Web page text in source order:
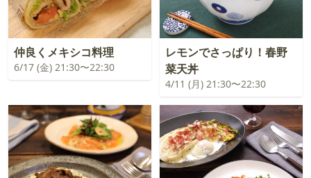
仲良くメキシコ料理
6/17 (金) 21:30〜22:30
レモンでさっぱり！春野
菜天丼
4/11 (月) 21:30〜22:30